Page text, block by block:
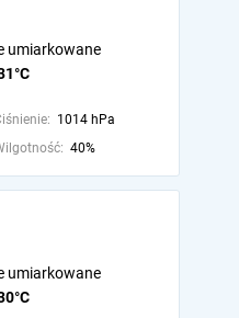
umiarkowane
1014 hPa
40%
umiarkowane